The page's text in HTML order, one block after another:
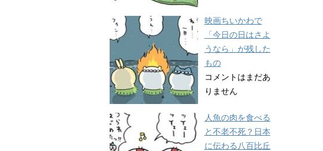
映画ちいかわで
「今日の日はさよ
うなら」が残した
もの
コメントはまだあ
りません
人魚の肉を食べる
と不老不死？日本
に伝わる八百比丘